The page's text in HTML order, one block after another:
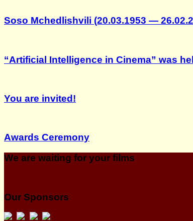
Soso Mchedlishvili (20.03.1953 —
“Artificial Intelligence in Cinema” was
You are invited!
Awards Ceremony
We are waiting for your films
Our Sponsors